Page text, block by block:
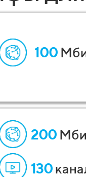
100
200
130